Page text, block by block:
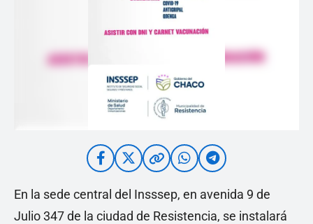
En la sede central del Insssep, en avenida 9 de
Julio 347 de la ciudad de Resistencia, se instalará